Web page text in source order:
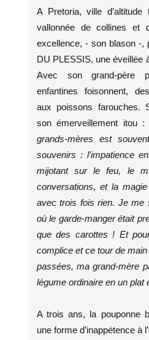
A Pretoria, ville
vallonnée de collines et
excellence, - son blason -,
DU PLESSIS, une éveillée
Avec son grand-père
enfantines foisonnent,
aux poissons farouches.
son émerveillement itou :
grands-mères est
souvenirs : l'impatience
mijotant sur le feu, le
conversations, et la
avec trois fois rien. Je me
où le garde-manger était
que des carottes ! Et
complice et ce tour de
passées, ma grand-mère
légume ordinaire en un plat
A trois ans, la pouponne
une forme d’inappétence à